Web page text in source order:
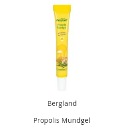
Bergland
Propolis Mundgel